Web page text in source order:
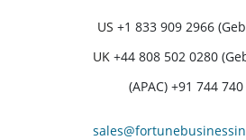
US +1 833 909 2966
UK +44 808 502 0280
(APAC) +91 744